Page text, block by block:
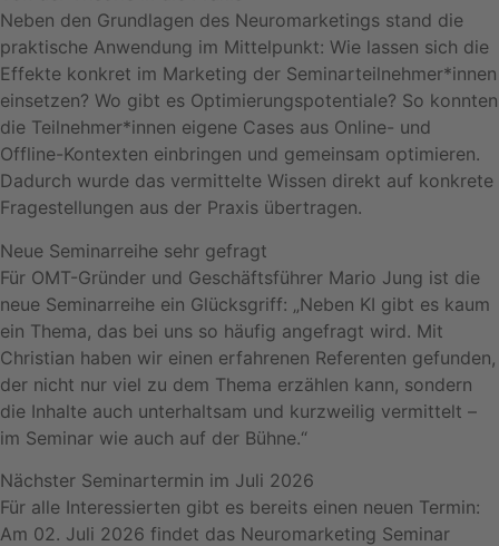
Neben den Grundlagen des Neuromarketings stand die
praktische Anwendung im Mittelpunkt: Wie lassen sich die
Effekte konkret im Marketing der Seminarteilnehmer*innen
einsetzen? Wo gibt es Optimierungspotentiale? So konnten
die Teilnehmer*innen eigene Cases aus Online- und
Offline-Kontexten einbringen und gemeinsam optimieren.
Dadurch wurde das vermittelte Wissen direkt auf konkrete
Fragestellungen aus der Praxis übertragen.
Neue Seminarreihe sehr gefragt
Für OMT-Gründer und Geschäftsführer Mario Jung ist die
neue Seminarreihe ein Glücksgriff: „Neben KI gibt es kaum
ein Thema, das bei uns so häufig angefragt wird. Mit
Christian haben wir einen erfahrenen Referenten gefunden,
der nicht nur viel zu dem Thema erzählen kann, sondern
die Inhalte auch unterhaltsam und kurzweilig vermittelt –
im Seminar wie auch auf der Bühne.“
Nächster Seminartermin im Juli 2026
Für alle Interessierten gibt es bereits einen neuen Termin:
Am 02. Juli 2026 findet das Neuromarketing Seminar